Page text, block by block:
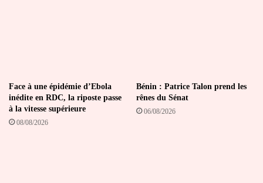
membres
Face à une épidémie d’Ebola
inédite en RDC, la riposte passe
à la vitesse supérieure
08/08/2026
Bénin : Patrice Talon prend les
rênes du Sénat
06/08/2026